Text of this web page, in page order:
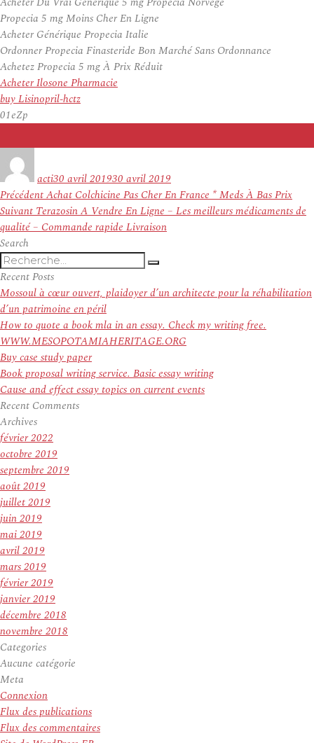
Propecia 5 mg Moins Cher En Ligne
Acheter Générique Propecia Italie
Ordonner Propecia Finasteride Bon Marché Sans Ordonnance
Achetez Propecia 5 mg À Prix Réduit
Acheter Ilosone Pharmacie
buy Lisinopril-hctz
01eZp
actile
30 avril 201930 avril 2019
Navigation
de
l’article
PrécédentArticle
précédent :
Achat Colchicine Pas Cher En France * Meds À Bas Prix
Suivant Article
suivant :
Terazosin A Vendre En Ligne – Les meilleurs médicaments de
qualité – Commande rapide Livraison
Search
Recherche
pour
:
Recherche
Recent Posts
Mossoul à cœur ouvert, plaidoyer d’un architecte pour la réhabilitation
d’un patrimoine en péril
How to quote a book mla in an essay. Check my writing free.
WWW.MESOPOTAMIAHERITAGE.ORG
Buy case study paper
Book proposal writing service. Basic essay writing
Cause and effect essay topics on current events
Recent Comments
Archives
février 2022
octobre 2019
septembre 2019
août 2019
juillet 2019
juin 2019
mai 2019
avril 2019
mars 2019
février 2019
janvier 2019
décembre 2018
novembre 2018
Categories
Aucune catégorie
Meta
Connexion
Flux des publications
Flux des commentaires